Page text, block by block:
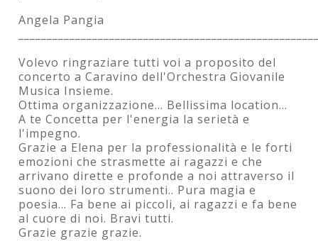
Angela Pangia
Volevo ringraziare tutti voi a proposito del
concerto a Caravino dell'Orchestra Giovanile
Musica Insieme.
Ottima organizzazione... Bellissima location...
A te Concetta per l'energia la serietà e
l'impegno.
Grazie a Elena per la professionalità e le forti
emozioni che strasmette ai ragazzi e che
arrivano dirette e profonde a noi attraverso il
suono dei loro strumenti.. Pura magia e
poesia... Fa bene ai piccoli, ai ragazzi e fa bene
al cuore di noi. Bravi tutti.
Grazie grazie grazie.